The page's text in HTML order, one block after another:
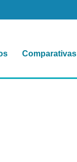
Comparativas